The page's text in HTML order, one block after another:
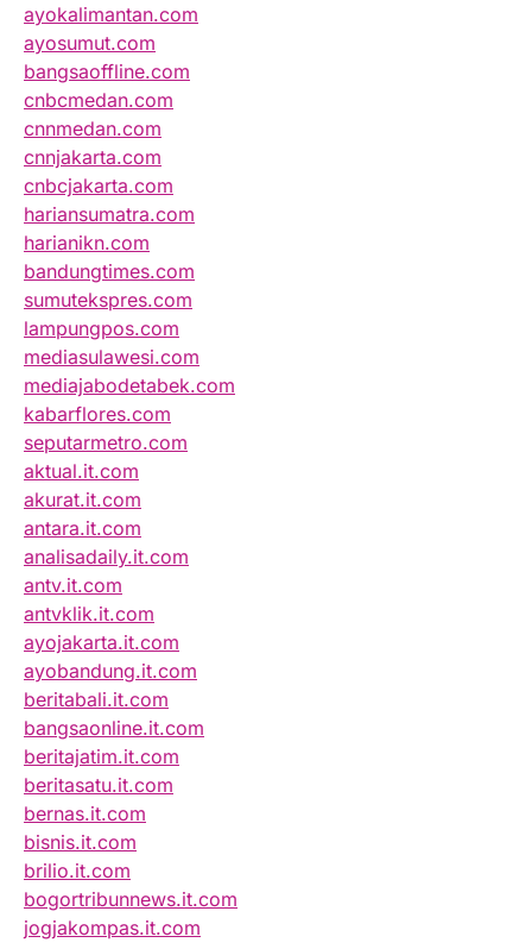
ayokalimantan.com
ayosumut.com
bangsaoffline.com
cnbcmedan.com
cnnmedan.com
cnnjakarta.com
cnbcjakarta.com
hariansumatra.com
harianikn.com
bandungtimes.com
sumutekspres.com
lampungpos.com
mediasulawesi.com
mediajabodetabek.com
kabarflores.com
seputarmetro.com
aktual.it.com
akurat.it.com
antara.it.com
analisadaily.it.com
antv.it.com
antvklik.it.com
ayojakarta.it.com
ayobandung.it.com
beritabali.it.com
bangsaonline.it.com
beritajatim.it.com
beritasatu.it.com
bernas.it.com
bisnis.it.com
brilio.it.com
bogortribunnews.it.com
jogjakompas.it.com